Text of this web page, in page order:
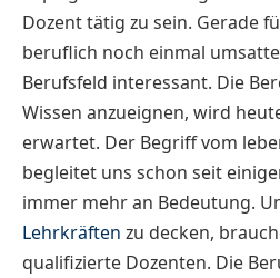
Dozent tätig zu sein. Gerade
beruflich noch einmal
Berufsfeld interessant. Die
Wissen anzueignen, wird
erwartet. Der Begriff vom
begleitet uns schon seit
immer mehr an Bedeutung.
Lehrkräften zu decken,
qualifizierte Dozenten. Die